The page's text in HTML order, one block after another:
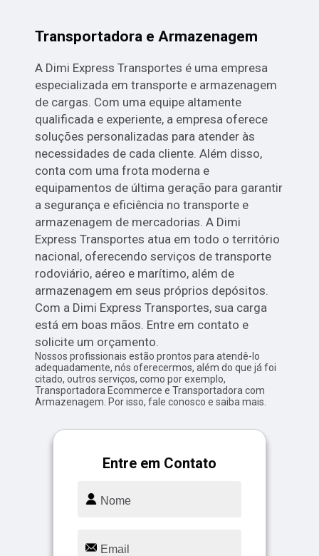
Transportadora e Armazenagem
A Dimi Express Transportes é uma empresa
especializada em transporte e armazenagem
de cargas. Com uma equipe altamente
qualificada e experiente, a empresa oferece
soluções personalizadas para atender às
necessidades de cada cliente. Além disso,
conta com uma frota moderna e
equipamentos de última geração para garantir
a segurança e eficiência no transporte e
armazenagem de mercadorias. A Dimi
Express Transportes atua em todo o território
nacional, oferecendo serviços de transporte
rodoviário, aéreo e marítimo, além de
armazenagem em seus próprios depósitos.
Com a Dimi Express Transportes, sua carga
está em boas mãos. Entre em contato e
solicite um orçamento.
Nossos profissionais estão prontos para atendê-lo
adequadamente, nós oferecermos, além do que já foi
citado, outros serviços, como por exemplo,
Transportadora Ecommerce e Transportadora com
Armazenagem. Por isso, fale conosco e saiba mais.
Entre em Contato